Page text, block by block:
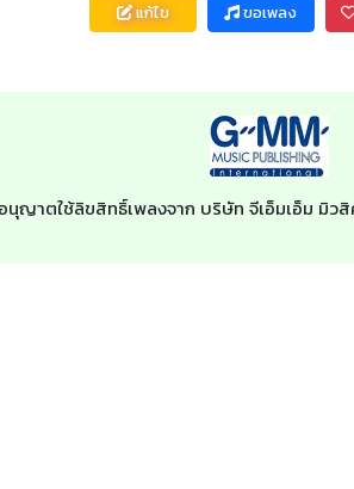
แก้ไข ขอเพลง
ญาตใช้ลิขสิทธิ์เพลงจาก บริษัท จีเอ็มเอ็ม มิว